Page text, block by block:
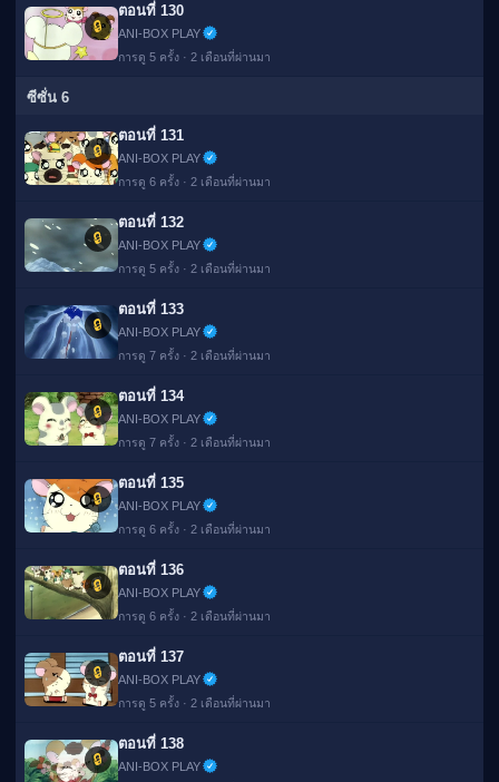
🔒
ตอนที่ 130
ANI-BOX PLAY
การดู 5 ครั้ง · 2 เดือนที่ผ่านมา
ซีซั่น 6
🔒
ตอนที่ 131
ANI-BOX PLAY
การดู 6 ครั้ง · 2 เดือนที่ผ่านมา
🔒
ตอนที่ 132
ANI-BOX PLAY
การดู 5 ครั้ง · 2 เดือนที่ผ่านมา
🔒
ตอนที่ 133
ANI-BOX PLAY
การดู 7 ครั้ง · 2 เดือนที่ผ่านมา
🔒
ตอนที่ 134
ANI-BOX PLAY
การดู 7 ครั้ง · 2 เดือนที่ผ่านมา
🔒
ตอนที่ 135
ANI-BOX PLAY
การดู 6 ครั้ง · 2 เดือนที่ผ่านมา
🔒
ตอนที่ 136
ANI-BOX PLAY
การดู 6 ครั้ง · 2 เดือนที่ผ่านมา
🔒
ตอนที่ 137
ANI-BOX PLAY
การดู 5 ครั้ง · 2 เดือนที่ผ่านมา
🔒
ตอนที่ 138
ANI-BOX PLAY